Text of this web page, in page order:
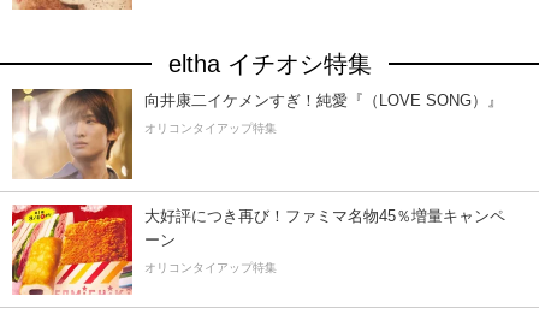
eltha イチオシ特集
向井康二イケメンすぎ！純愛『（LOVE SONG）』
オリコンタイアップ特集
大好評につき再び！ファミマ名物45％増量キャンペ
ーン
オリコンタイアップ特集